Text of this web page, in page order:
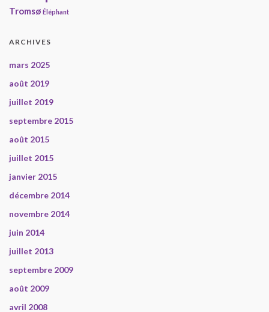
Tromsø Éléphant
ARCHIVES
mars 2025
août 2019
juillet 2019
septembre 2015
août 2015
juillet 2015
janvier 2015
décembre 2014
novembre 2014
juin 2014
juillet 2013
septembre 2009
août 2009
avril 2008